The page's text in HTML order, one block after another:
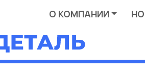
О КОМПАНИИ